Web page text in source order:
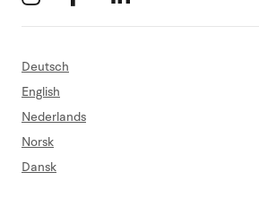
Deutsch
English
Nederlands
Norsk
Dansk